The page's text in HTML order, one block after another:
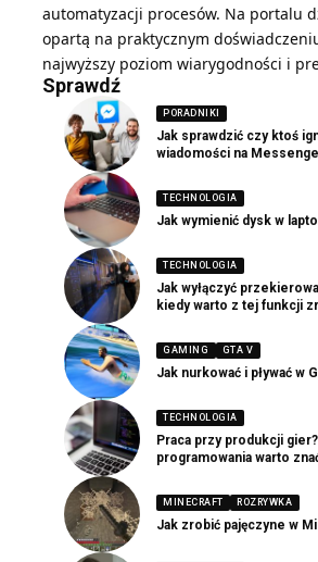
automatyzacji procesów. Na portalu
opartą na praktycznym
najwyższy poziom wiarygodności i
Sprawdź
PORADNIKI
Jak sprawdzić czy ktoś
wiadomości na
TECHNOLOGIA
Jak wymienić dysk w
TECHNOLOGIA
Jak wyłączyć
kiedy warto z tej funkcji
GAMING GTA V
Jak nurkować i pływać w
TECHNOLOGIA
Praca przy produkcji
programowania warto
MINECRAFT ROZRYWKA
Jak zrobić pajęczyne w